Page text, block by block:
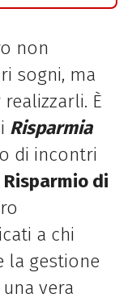
non
sogni, ma
È
Risparmia
di incontri
Risparmio di
a chi
la gestione
vera